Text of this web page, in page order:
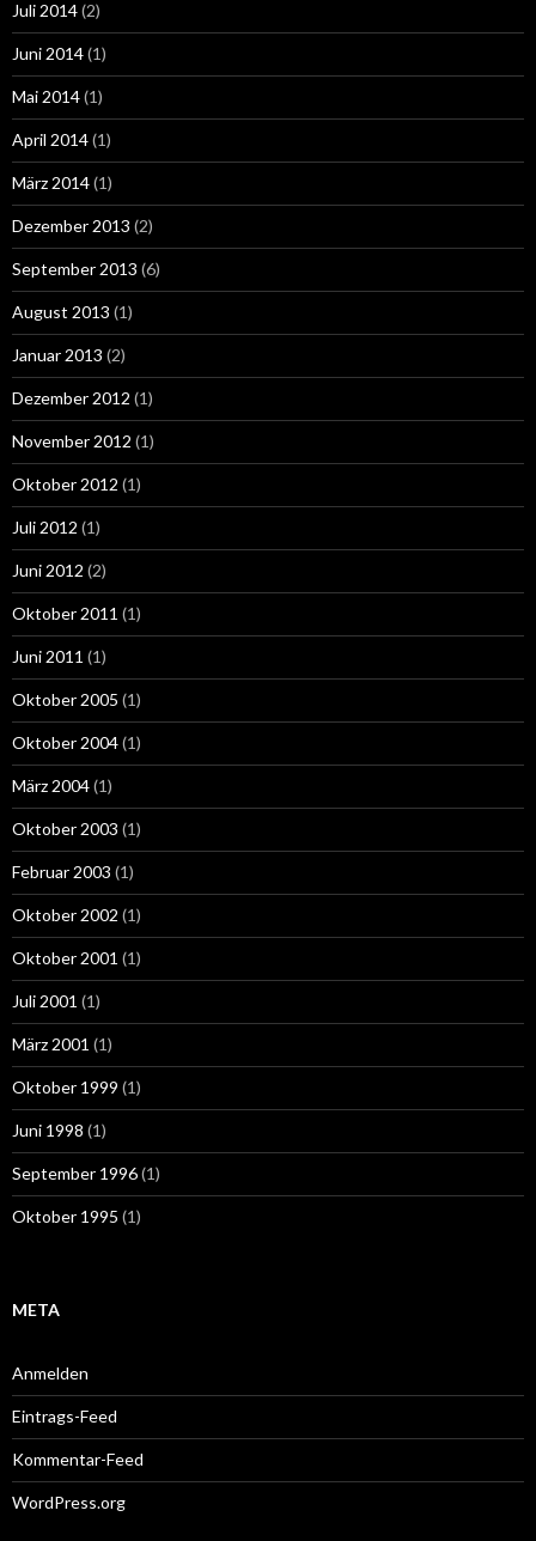
Juli 2014(2)
Juni 2014(1)
Mai 2014(1)
April 2014(1)
März 2014(1)
Dezember 2013 (2)
September 2013 (6)
August 2013 (1)
Januar 2013 (2)
Dezember 2012 (1)
November 2012 (1)
Oktober 2012 (1)
Juli 2012 (1)
Juni 2012 (2)
Oktober 2011 (1)
Juni 2011 (1)
Oktober 2005 (1)
Oktober 2004(1)
März 2004(1)
Oktober 2003 (1)
Februar 2003 (1)
Oktober 2002 (1)
Oktober 2001 (1)
Juli 2001 (1)
März 2001 (1)
Oktober 1999 (1)
Juni 1998 (1)
September 1996(1)
Oktober 1995 (1)
META
Anmelden
Eintrags-Feed
Kommentar-Feed
WordPress.org